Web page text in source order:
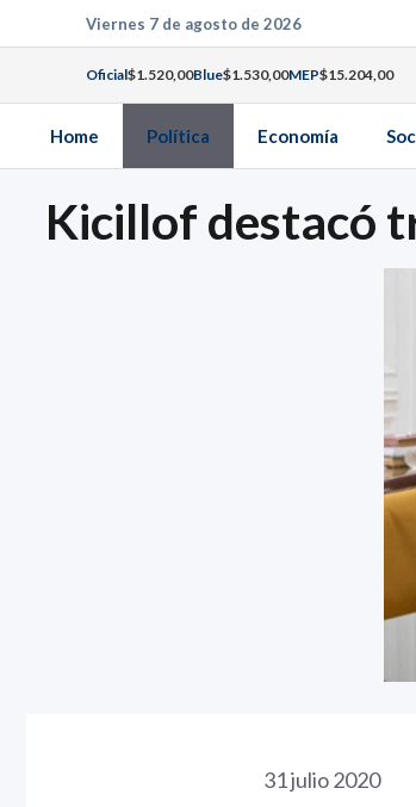
al
contenido
Viernes 7 de agosto de 2026
Oficial$1.520,00Blue$1.530,00MEP$15.204,00
Home Política Economía
Kicillof destacó
31 julio 2020